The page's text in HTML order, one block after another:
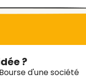
?
d'une société